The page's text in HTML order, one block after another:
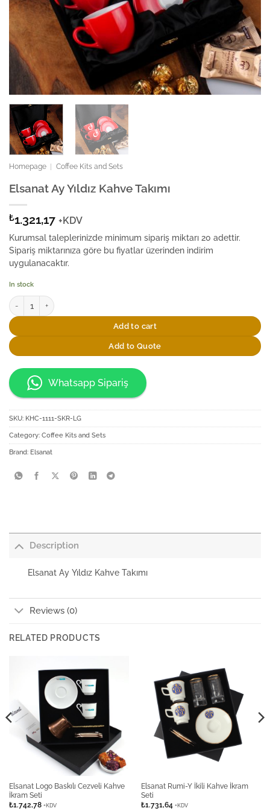
Homepage Coffee Kits and Sets
Elsanat Ay Yıldız Kahve Takımı
₺1.321,17 +KDV
Kurumsal taleplerinizde minimum sipariş miktarı 20 adettir.
Sipariş miktarınıza göre bu fiyatlar üzerinden indirim
uygulanacaktır.
In stock
Elsanat Ay Yıldız Kahve Takımı quantity
Add to cart
Add to Quote
Whatsapp Sipariş
SKU: KHC-1111-SKR-LG
Category: Coffee Kits and Sets
Brand: Elsanat
Description
Elsanat Ay Yıldız Kahve Takımı
Reviews (0)
RELATED PRODUCTS
Elsanat Logo Baskılı Cezveli Kahve
İkram Seti
₺1.742,78 +KDV
Elsanat Rumi-Y İkili Kahve İkram
Seti
₺1.731,64 +KDV